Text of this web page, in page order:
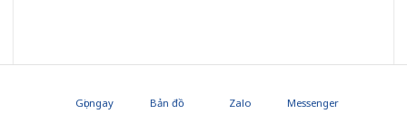
Gọi ngay Bản đồ Zalo Messenger